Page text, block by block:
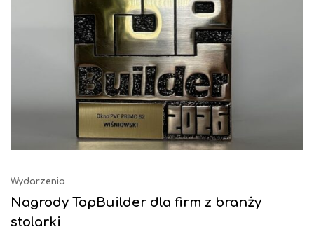
Wydarzenia
Nagrody TopBuilder dla firm z branży
stolarki